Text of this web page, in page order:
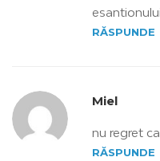
RĂSPUNDE
Miel
nu regret
RĂSPUNDE